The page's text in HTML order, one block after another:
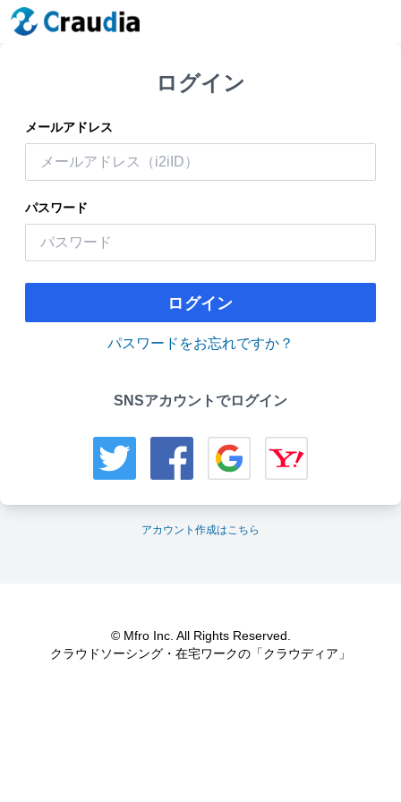
ログイン
メールアドレス
パスワード
ログイン
パスワードをお忘れですか？
SNSアカウントでログイン
アカウント作成はこちら
© Mfro Inc. All Rights Reserved.
クラウドソーシング・在宅ワークの「クラウディア」